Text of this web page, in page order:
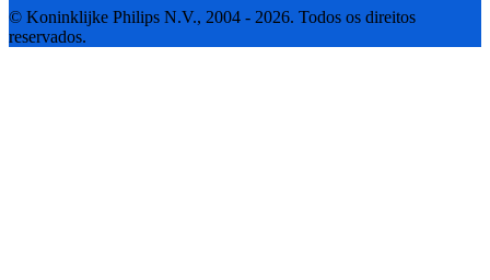
© Koninklijke Philips N.V., 2004 - 2026. Todos os direitos
reservados.